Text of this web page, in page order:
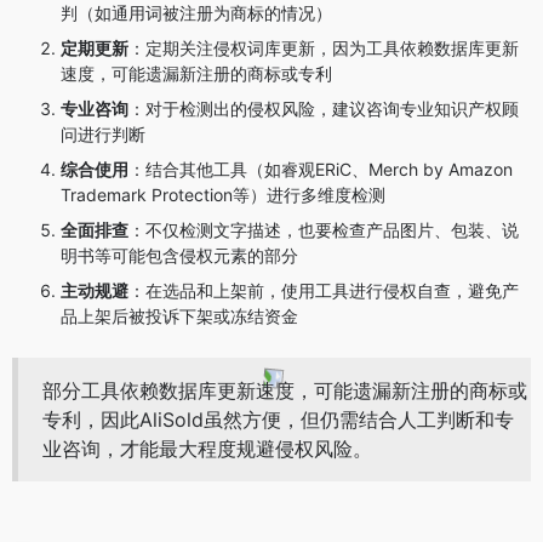
判（如通用词被注册为商标的情况）
定期更新 ：定期关注侵权词库更新，因为工具依赖数据库更新
速度，可能遗漏新注册的商标或专利
专业咨询 ：对于检测出的侵权风险，建议咨询专业知识产权顾
问进行判断
综合使用 ：结合其他工具（如睿观ERiC、Merch by Amazon
Trademark Protection等）进行多维度检测
全面排查 ：不仅检测文字描述，也要检查产品图片、包装、说
明书等可能包含侵权元素的部分
主动规避 ：在选品和上架前，使用工具进行侵权自查，避免产
品上架后被投诉下架或冻结资金
部分工具依赖数据库更新速度，可能遗漏新注册的商标或
专利，因此AliSold虽然方便，但仍需结合人工判断和专
业咨询，才能最大程度规避侵权风险。